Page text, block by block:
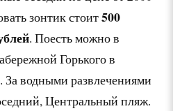
зонтик стоит500
. Поесть можно в
Горького в
За водными развлечениями
Центральный пляж.